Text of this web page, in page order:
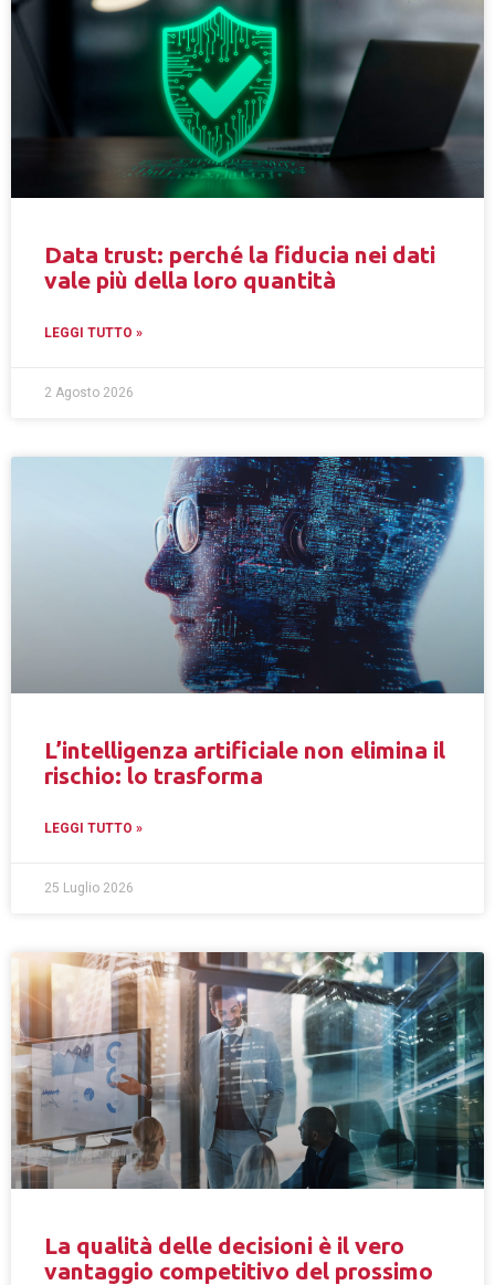
Data trust: perché la fiducia nei dati
vale più della loro quantità
LEGGI TUTTO »
2 Agosto 2026
L’intelligenza artificiale non elimina il
rischio: lo trasforma
LEGGI TUTTO »
25 Luglio 2026
La qualità delle decisioni è il vero
vantaggio competitivo del prossimo